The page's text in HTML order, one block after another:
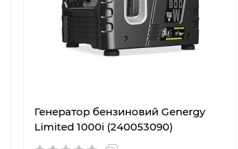
Генератор бензиновий Genergy
Limited 1000i (240053090)